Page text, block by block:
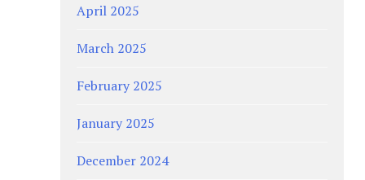
April 2025
March 2025
February 2025
January 2025
December 2024